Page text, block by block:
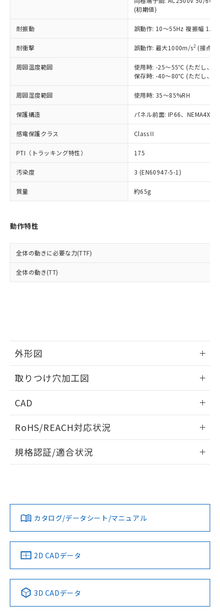
(初期値)
耐振動 誤動作: 10～55Hz 複振幅
耐衝撃 誤動作: 最大1000m/s2 (接点
周囲温度範囲
使用時: -25～55℃ (ただし、氷
保存時: -40～80℃ (ただし、氷
周囲湿度範囲 使用時: 35～85%RH
保護構造 パネル前面: IP66、NEMA4X,
感電保護クラス Class II
PTI（トラッキング特性） 175
汚染度 3 (EN60947-5-1)
質量 約65g
動作特性
全体の動きに必要な力(TTF)
全体の動き(TT)
外形図
取りつけ穴加工図
CAD
ドすることができます。
ログイン/会員登録
ダウンロードデータをご利用いただく前に、以下を必ずお読
みください。
ソフトウェアの使用条件
RoHS/REACH対応状況
EU RoHS 注意事項・凡例
対応済み
中国 RoHS 注意事項・凡例
Pb Hg Cd Cr(VI)
規格認証/適合状況
カタログ/データシート/マニュアル
2D CADデータ
3D CADデータ
在庫状況および標準価格照会結果は、
記載している更新日時点での社内デー
タに基づき作成されるものであり、閲
覧された時点での実際の在庫および標
準価格とは異なる場合があることをご
正式な納期状況および標準価格はお客
様のお取引先、またはお客様担当のオ
ムロン制御機器販売店・当社販売員に
オムロン制御機器販売店や当社販売拠
販売ネットワーク
」をご確認
在庫状況および標準価格結果を当社の
事前の承諾なく第三者に漏洩または開
示しないようお願いします。
マイパーツ機能（部品リスト作成サー
ビス）をご利用いただくには、I-Web
メンバーズにご登録されている必要が
あります。
品・サービスに関するお客様との取
引・商談に必要な範囲で利用すること
※当社の共同利用者とは、
の共同利用に関して"
の「1.共同利
鉛(Pb) 1000ppm以下、 水銀(Hg) 1000ppm以下、 カド
類(PBB) 1000ppm以下、ポリ臭化ジフェニルエーテル類
(PBDE) 1000ppm以下、フタル酸ビス(2-エチルヘキシ
ル) (DEHP)(別名：DOP) 1000ppm以下、フタル酸ブチ
ルベンジル（BBP） 1000ppm以下、フタル酸ジブチル
（DBP） 1000ppm以下、フタル酸ジイソブチル
但し、RoHS指令で産業用監視および制御機器に対する
図的な使用がないことを確認しています。
部品在庫の切り替え状況などにより、予定
月が前後することがあります。
とができます。
EU RoHS指令（10物質）の非含有証明書
51物質の非含有証明書（当社基準）
荷製品に未対応品が混在することから備考
欄に対応日を記載しておりました。
既に当社にて対応品への在庫切替を完了
していることから、特段のことがない限
り、2022年1月12日より割愛しておりま
*中国RoHS10物質の基準値 (GB/T26572)：
Pb(鉛) :1000ppm、 Hg(水銀) : 1000ppm、 Cd(カドミウ
Cr(Ⅵ)(六価クロム) : 1000ppm、 PBBs(ポリ臭化ビフェ
ニル類) : 1000ppm、 PBDEs(ポリ臭化ジフェニルエーテ
ル類) : 1000ppm、
DBP(フタル酸ジブチル) : 1000ppm、 DIBP(フタル酸ジ
イソブチル) : 1000ppm、 BBP(フタル酸ブチルベンジ
DEHP(フタル酸ビス(2-エチルヘキシル)) : 1000ppm
「ｅ」：有害物質（10物質）のすべてが基
準値以下であることを示します。
「10」：通常の使用状況下において有害物
質が外部に漏えいし、環境に深刻な影響を
及ぼさない年数を意味します。
「－」：未確認です。当社販売部門へお問
（以下｢規制貨物等」という）を輸出
または国外への提供する場合は、日本
国政府の輸出許可(または役務取引許
可)を取得するなどの必要な手続きを
当社は規制貨物を破棄する場合は、完
全に破砕するなど、違法に輸出されな
いよう必要な手段を講じます。
当社は貴社製品を、核兵器、ミサイ
ル、化学兵器、生物兵器またはその他
武器並びにこれらの製造装置等に一切
当社は、貴社製品を第三者に販売する
場合は、上記1、2および3の内容を当
該第三者に通知します。また当社は、
販売先および販売に係わる関係者が違
法に輸出するおそれがある場合は、取
り引きをいたしません。
合意する
一定数以上の在庫あり
一定数には満たないが在庫あり
在庫なし(最新の在庫状況につ
いては、お客様のお取引先、ま
たはお客様担当のオムロン制御
機器販売店・当社販売員にご確
認ください)
受注生産機種、また在庫状況の
情報を公開していない機種